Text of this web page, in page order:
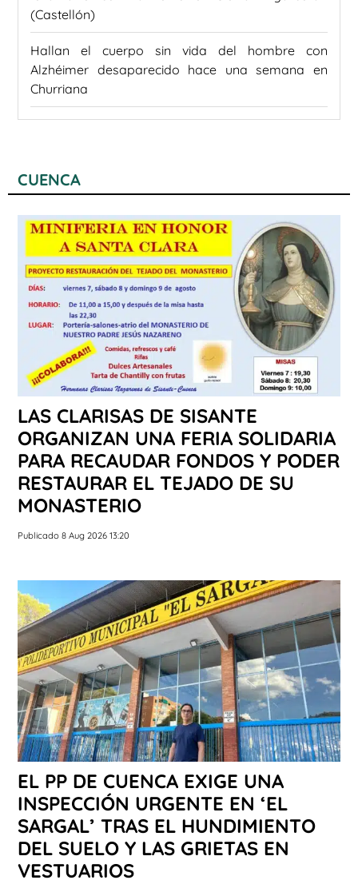
(Castellón)
Hallan el cuerpo sin vida del hombre con
Alzhéimer desaparecido hace una semana en
Churriana
CUENCA
LAS CLARISAS DE SISANTE
ORGANIZAN UNA FERIA SOLIDARIA
PARA RECAUDAR FONDOS Y PODER
RESTAURAR EL TEJADO DE SU
MONASTERIO
Publicado 8 Aug 2026 13:20
EL PP DE CUENCA EXIGE UNA
INSPECCIÓN URGENTE EN ‘EL
SARGAL’ TRAS EL HUNDIMIENTO
DEL SUELO Y LAS GRIETAS EN
VESTUARIOS